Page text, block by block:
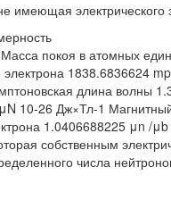
имеющая электрического
покоя в атомных
1838.6836624
длина волны
10-26 Дж×Тл-1
1.0406688225 μn /
собственным
числа